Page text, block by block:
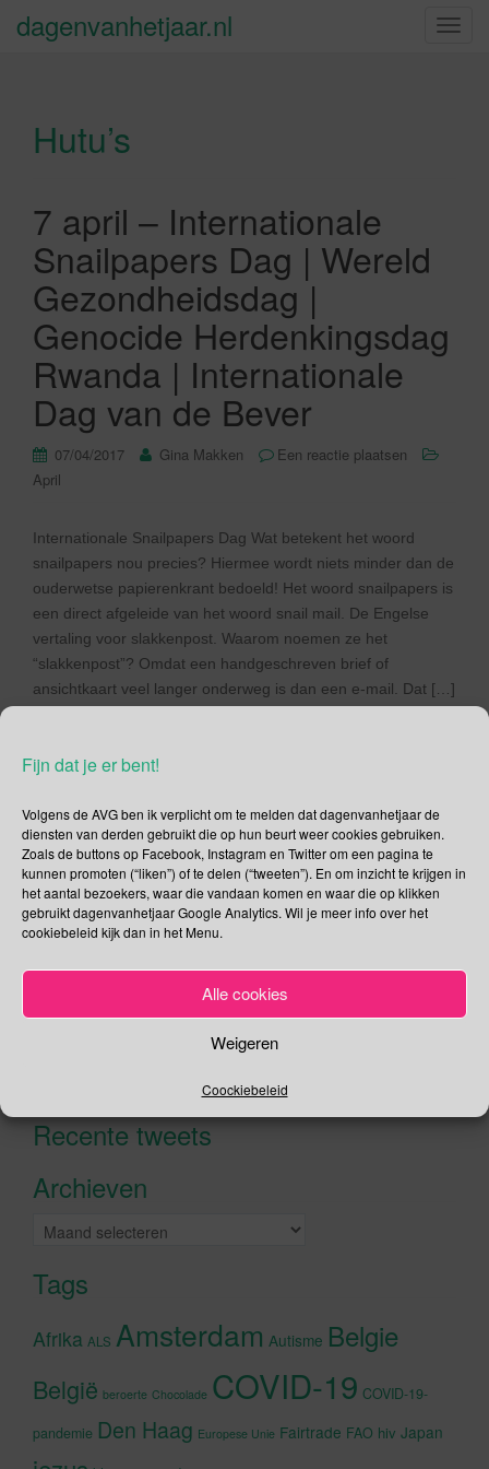
Fijn dat je er bent!
Volgens de AVG ben ik verplicht om te melden dat dagenvanhetjaar de
diensten van derden gebruikt die op hun beurt weer cookies gebruiken.
Zoals de buttons op Facebook, Instagram en Twitter om een pagina te
kunnen promoten (“liken”) of te delen (“tweeten”). En om inzicht te krijgen in
het aantal bezoekers, waar die vandaan komen en waar die op klikken
gebruikt dagenvanhetjaar Google Analytics. Wil je meer info over het
cookiebeleid kijk dan in het Menu.
Alle cookies
Weigeren
Coockiebeleid
S
dagenvanhetjaar.nl
Hutu’s
7 april – Internationale
Snailpapers Dag | Wereld
Gezondheidsdag |
Genocide Herdenkingsdag
Rwanda | Internationale
Dag van de Bever
07/04/2017 Gina Makken
Een reactie plaatsen
April
Internationale Snailpapers Dag Wat betekent het woord
snailpapers nou precies? Hiermee wordt niets minder dan de
ouderwetse papierenkrant bedoeld! Het woord snailpapers is
een direct afgeleide van het woord snail mail. De Engelse
vertaling voor slakkenpost. Waarom noemen ze het
“slakkenpost”? Omdat een handgeschreven brief of
ansichtkaart veel langer onderweg is dan een e-mail. Dat […]
Social Media
Je kunt me volgen op
Recente tweetsKlik om marketing cookies te
Archieven
Archieven
Tags
Afrika ALS Amsterdam Autisme Belgie
België beroerte Chocolade COVID-19 COVID-19-
pandemie Den Haag Europese Unie Fairtrade FAO hiv Japan